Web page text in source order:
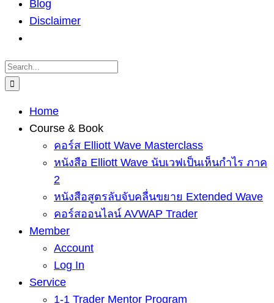
Blog
Disclaimer
Search
for:
Home
Course & Book
คอร์ส Elliott Wave Masterclass
หนังสือ Elliott Wave นับเวฟเป็นเห็นกำไร ภาค
2
หนังสือสูตรลับจับคลื่นขยาย Extended Wave
คอร์สออนไลน์ AVWAP Trader
Member
Account
Log In
Service
1-1 Trader Mentor Program